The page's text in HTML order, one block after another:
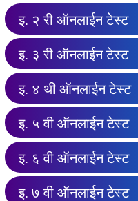
इ. २ री ऑनलाईन टेस्ट
इ. ३ री ऑनलाईन टेस्ट
इ. ४ थी ऑनलाईन टेस्ट
इ. ५ वी ऑनलाईन टेस्ट
इ. ६ वी ऑनलाईन टेस्ट
इ. ७ वी ऑनलाईन टेस्ट